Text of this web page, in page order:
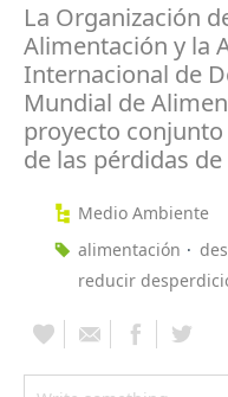
La Organización
Alimentación y la
Internacional de
Mundial de
proyecto
de las pérdidas
Medio Ambiente
alimentación
reducir